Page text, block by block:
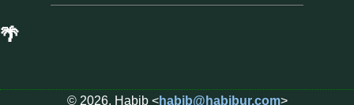
🌴
© 2026, Habib <habib@habibur.com>